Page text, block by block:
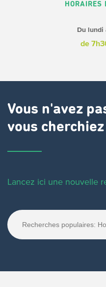
HORAIRES
Du lundi
de
Vous n'avez
vous cherchiez
Lancez ici une nouvelle